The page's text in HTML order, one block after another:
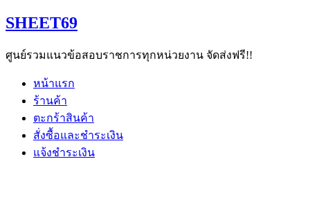
Skip
to
SHEET69
ศูนย์รวมแนวข้อสอบราชการทุกหน่วยงาน จัดส่งฟรี!!
หน้าแรก
ร้านค้า
ตะกร้าสินค้า
สั่งซื้อและชำระเงิน
แจ้งชำระเงิน